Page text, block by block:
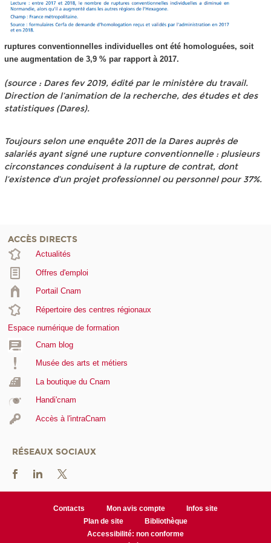
ruptures conventionnelles individuelles ont été homologuées, soit
une augmentation de 3,9 % par rapport à 2017.
(source : Dares fev 2019, édité par le ministère du travail.
Direction de l’animation de la recherche, des études et des
statistiques (Dares).
Toujours selon une enquête 2011 de la Dares auprès de
salariés ayant signé une rupture conventionnelle : plusieurs
circonstances conduisent à la rupture de contrat, dont
l’existence d’un projet professionnel ou personnel pour 37%.
ACCÈS DIRECTS
Actualités
Offres d'emploi
Portail Cnam
Répertoire des centres régionaux
Espace numérique de formation
Cnam blog
Musée des arts et métiers
La boutique du Cnam
Handi'cnam
Accès à l'intraCnam
RÉSEAUX SOCIAUX
Contacts Mon avis compte
Infos site
Plan de site
Bibliothèque
Accessibilité: non conforme